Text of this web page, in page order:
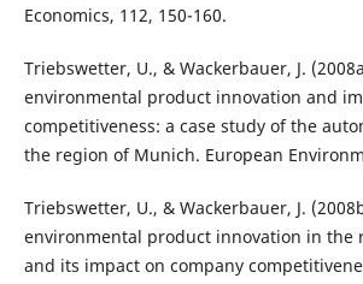
Economics, 112, 150-160.
Triebswetter, U., & Wackerbauer, J.
environmental product innovation and
competitiveness: a case study of the
the region of Munich. European
Triebswetter, U., & Wackerbauer, J.
environmental product innovation in the
and its impact on company